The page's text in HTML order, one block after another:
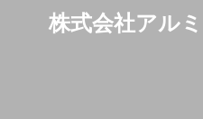
株式会社アル